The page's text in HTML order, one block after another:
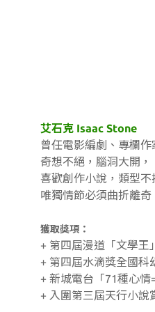
艾石克 Isaac Stone
曾任電影編劇、專欄
奇想不絕，腦洞大開，
喜歡創作小說，類型不
唯獨情節必須曲折離奇
獲取獎項：
+ 第四屆漫道「文學王
+ 第四屆水滴獎全國科
+ 新城電台「71種心情
+ 入圍第三屆天行小說